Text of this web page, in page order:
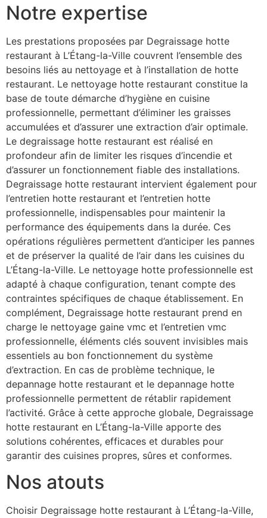
Notre expertise
Les prestations proposées par Degraissage hotte
restaurant à L’Étang-la-Ville couvrent l’ensemble des
besoins liés au nettoyage et à l’installation de hotte
restaurant. Le nettoyage hotte restaurant constitue la
base de toute démarche d’hygiène en cuisine
professionnelle, permettant d’éliminer les graisses
accumulées et d’assurer une extraction d’air optimale.
Le degraissage hotte restaurant est réalisé en
profondeur afin de limiter les risques d’incendie et
d’assurer un fonctionnement fiable des installations.
Degraissage hotte restaurant intervient également pour
l’entretien hotte restaurant et l’entretien hotte
professionnelle, indispensables pour maintenir la
performance des équipements dans la durée. Ces
opérations régulières permettent d’anticiper les pannes
et de préserver la qualité de l’air dans les cuisines du
L’Étang-la-Ville. Le nettoyage hotte professionnelle est
adapté à chaque configuration, tenant compte des
contraintes spécifiques de chaque établissement. En
complément, Degraissage hotte restaurant prend en
charge le nettoyage gaine vmc et l’entretien vmc
professionnelle, éléments clés souvent invisibles mais
essentiels au bon fonctionnement du système
d’extraction. En cas de problème technique, le
depannage hotte restaurant et le depannage hotte
professionnelle permettent de rétablir rapidement
l’activité. Grâce à cette approche globale, Degraissage
hotte restaurant en L’Étang-la-Ville apporte des
solutions cohérentes, efficaces et durables pour
garantir des cuisines propres, sûres et conformes.
Nos atouts
Choisir Degraissage hotte restaurant à L’Étang-la-Ville,